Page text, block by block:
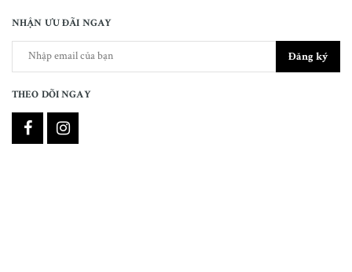
NHẬN ƯU ĐÃI NGAY
Đăng ký
THEO DÕI NGAY